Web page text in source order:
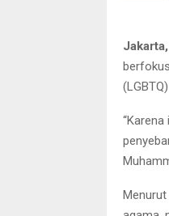
Menurut